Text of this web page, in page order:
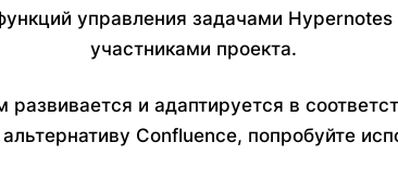
управления задачами
участниками проекта.
и адаптируется в
Confluence, попробуйте